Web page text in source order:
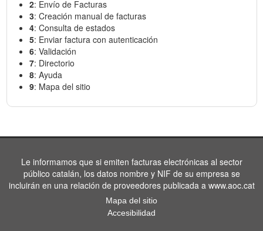
2: Envío de Facturas
3: Creación manual de facturas
4: Consulta de estados
5: Enviar factura con autenticación
6: Validación
7: Directorio
8: Ayuda
9: Mapa del sitio
Le informamos que si emiten facturas electrónicas al sector
público catalán, los datos nombre y NIF de su empresa se
incluirán en una relación de proveedores publicada a www.aoc.cat
Mapa del sitio
Accesibilidad